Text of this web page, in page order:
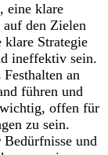
eine klare
auf den Zielen
klare Strategie
ineffektiv sein.
an
führen und
offen für
zu sein.
und